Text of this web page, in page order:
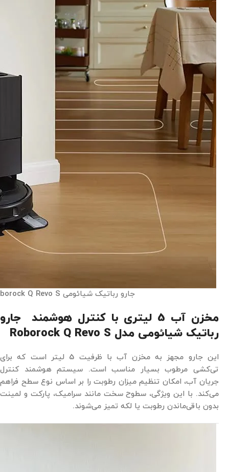
جارو رباتیک شیائومی Roborock Q Revo S
مخزن آب 5 لیتری با کنترل هوشمند جارو
رباتیک شیائومی مدل Roborock Q Revo S
این جارو مجهز به مخزن آب با ظرفیت 5 لیتر است که برای
تی‌کشی مرطوب بسیار مناسب است. سیستم هوشمند کنترل
جریان آب، امکان تنظیم میزان رطوبت را بر اساس نوع سطح فراهم
می‌کند. با این ویژگی، سطوح سخت مانند سرامیک، پارکت و لمینت
بدون باقی‌ماندن رطوبت یا لکه تمیز می‌شوند.